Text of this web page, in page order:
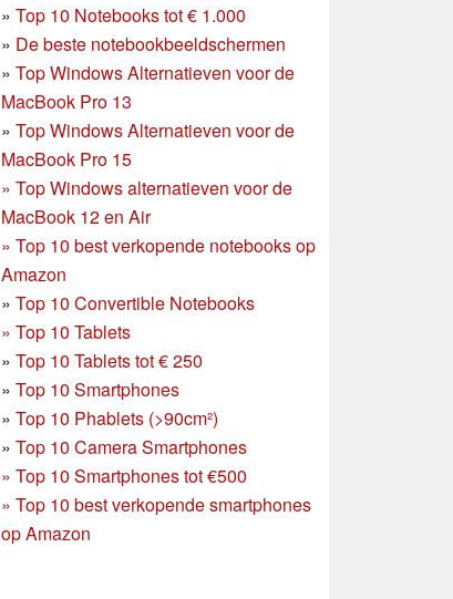
» Top 10 Notebooks tot € 1.000
» De beste notebookbeeldschermen
» Top Windows Alternatieven voor de
MacBook Pro 13
» Top Windows Alternatieven voor de
MacBook Pro 15
» Top Windows alternatieven voor de
MacBook 12 en Air
» Top 10 best verkopende notebooks op
Amazon
» Top 10 Convertible Notebooks
» Top 10 Tablets
» Top 10 Tablets tot € 250
» Top 10 Smartphones
» Top 10 Phablets (>90cm²)
» Top 10 Camera Smartphones
» Top 10 Smartphones tot €500
» Top 10 best verkopende smartphones
op Amazon